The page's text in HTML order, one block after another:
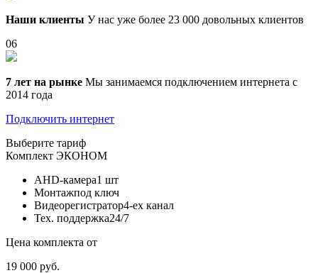
Наши клиенты У нас уже более 23 000 довольных клиентов
06
7 лет на рынке Мы занимаемся подключением интернета с
2014 года
Подключить интернет
Выберите тариф
Комплект ЭКОНОМ
AHD-камера1 шт
Монтажпод ключ
Видеорегистратор4-ех канал
Тех. поддержка24/7
Цена комплекта от
19 000 руб.